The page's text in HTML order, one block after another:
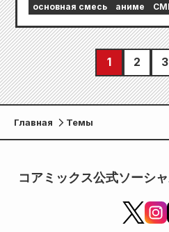
основная смесь аниме
1 2 3
Главная Темы
コアミックス公式ソーシ